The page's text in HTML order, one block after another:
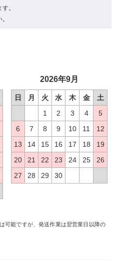
。
2026年9月
日 月 火 水 木 金
土
1
2 3 4
5
6
7 8 9 10 11
12
13
14 15 16 17 18
19
20
21 22 23 24 25
26
27
28 29 30
可能ですが、発送作業は翌営業日以降の